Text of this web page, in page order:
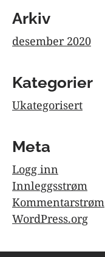
Arkiv
desember 2020
Kategorier
Ukategorisert
Meta
Logg inn
Innleggsstrøm
Kommentarstrøm
WordPress.org